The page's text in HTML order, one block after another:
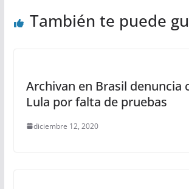
También te puede
Archivan en Brasil denuncia
Lula por falta de pruebas
diciembre 12, 2020